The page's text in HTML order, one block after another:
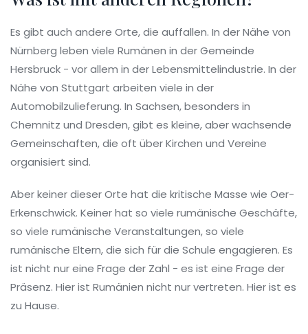
Es gibt auch andere Orte, die auffallen. In der Nähe von
Nürnberg leben viele Rumänen in der Gemeinde
Hersbruck - vor allem in der Lebensmittelindustrie. In der
Nähe von Stuttgart arbeiten viele in der
Automobilzulieferung. In Sachsen, besonders in
Chemnitz und Dresden, gibt es kleine, aber wachsende
Gemeinschaften, die oft über Kirchen und Vereine
organisiert sind.
Aber keiner dieser Orte hat die kritische Masse wie Oer-
Erkenschwick. Keiner hat so viele rumänische Geschäfte,
so viele rumänische Veranstaltungen, so viele
rumänische Eltern, die sich für die Schule engagieren. Es
ist nicht nur eine Frage der Zahl - es ist eine Frage der
Präsenz. Hier ist Rumänien nicht nur vertreten. Hier ist es
zu Hause.